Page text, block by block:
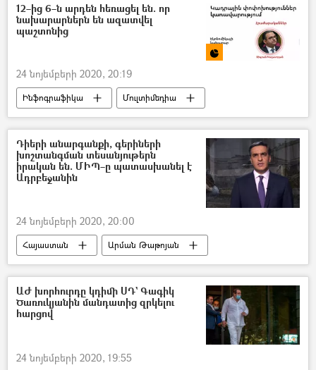
12–ից 6–ն արդեն հեռացել են. որ
նախարարներն են ազատվել
պաշտոնից
24 նոյեմբերի 2020, 20:19
Ինֆոգրաֆիկա
Մուլտիմեդիա
Նախարար
Դավիթ Տոնոյան
Զոհրաբ Մնացականյան
Հրաժարական
Նիկոլ Փաշինյան
Զարուհի Բաթոյան
Արայիկ Հարությունյան
Ֆելիքս Ցոլակյան
Դիերի անարգանքի, գերիների
խոշտանգման տեսանյութերն
իրական են. ՄԻՊ–ը պատասխանել է
Ադրբեջանին
24 նոյեմբերի 2020, 20:00
Հայաստան
Արման Թաթոյան
Ադրբեջան
գերի
ռազմագերի
պատանդ
Դիակ
զինծառայող
հայ
ԱԺ խորհուրդը կդիմի ՍԴ` Գագիկ
Ծառուկյանին մանդատից զրկելու
հարցով
24 նոյեմբերի 2020, 19:55